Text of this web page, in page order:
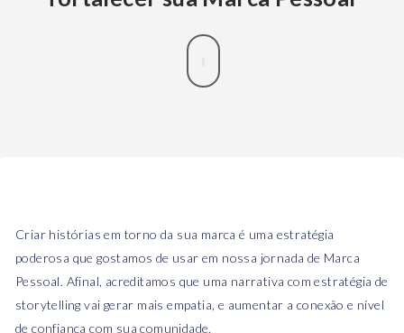
Criar histórias em torno da sua marca é uma estratégia
poderosa que gostamos de usar em nossa jornada de Marca
Pessoal. Afinal, acreditamos que uma narrativa com estratégia de
storytelling vai gerar mais empatia, e aumentar a conexão e nível
de confiança com sua comunidade.